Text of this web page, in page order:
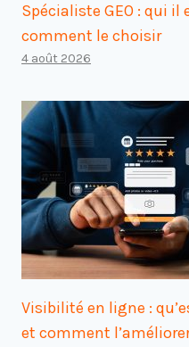
Spécialiste GEO : qui il
comment le choisir
4 août 2026
Visibilité en ligne :
et comment